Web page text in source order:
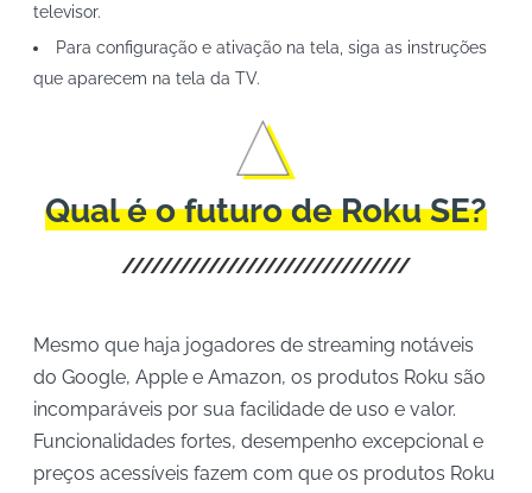
televisor.
Para configuração e ativação na tela, siga as instruções
que aparecem na tela da TV.
Qual é o futuro de Roku SE?
Mesmo que haja jogadores de streaming notáveis
do Google, Apple e Amazon, os produtos Roku são
incomparáveis por sua facilidade de uso e valor.
Funcionalidades fortes, desempenho excepcional e
preços acessíveis fazem com que os produtos Roku